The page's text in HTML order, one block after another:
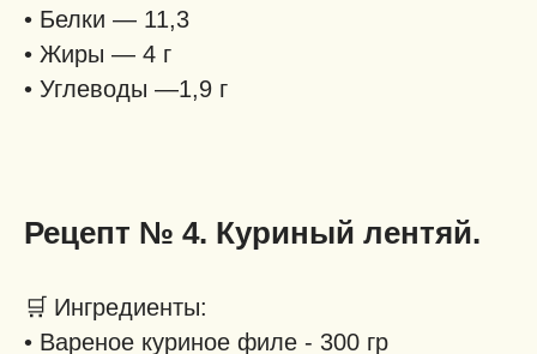
• Белки — 11,3
• Жиры — 4 г
• Углеводы —1,9 г
Рецепт № 4. Куриный лентяй.
🛒 Ингредиенты:
• Вареное куриное филе - 300 гр